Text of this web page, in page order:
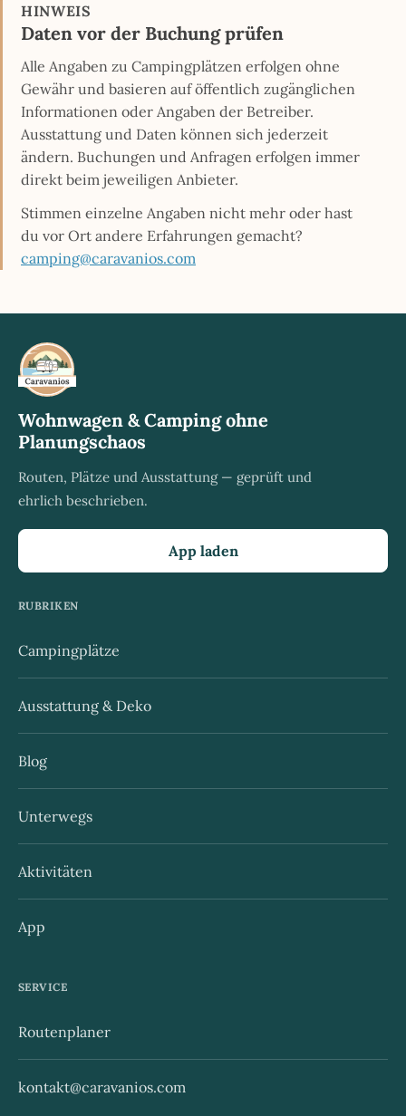
HINWEIS
Daten vor der Buchung prüfen
Alle Angaben zu Campingplätzen erfolgen ohne
Gewähr und basieren auf öffentlich zugänglichen
Informationen oder Angaben der Betreiber.
Ausstattung und Daten können sich jederzeit
ändern. Buchungen und Anfragen erfolgen immer
direkt beim jeweiligen Anbieter.
Stimmen einzelne Angaben nicht mehr oder hast
du vor Ort andere Erfahrungen gemacht?
camping@caravanios.com
Wohnwagen & Camping ohne
Planungschaos
Routen, Plätze und Ausstattung — geprüft und
ehrlich beschrieben.
App laden
RUBRIKEN
Campingplätze
Ausstattung & Deko
Blog
Unterwegs
Aktivitäten
App
SERVICE
Routenplaner
kontakt@caravanios.com